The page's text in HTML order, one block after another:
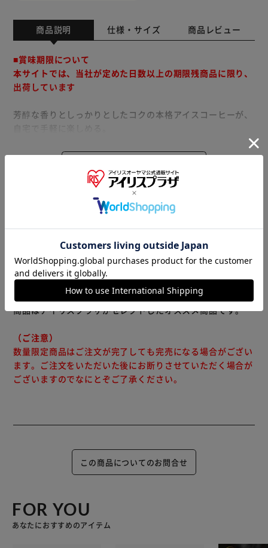
商品説明 仕様・サイズ 商品レビュー
■賞味期限について
本サイトでは、当社が定めた日数以上の期限残商品に限り、
出荷しています
芳醇な香りとしっかりとしたコクの本格アイスコーヒーが、
す。
※リニューアルに伴い、パッケージ・内容等予告なく変更す
る場合がございます。予めご了承ください。
※製品は予告なく仕様を変更する場合がございます。あらか
じめご了承ください。
※当商品はお取り寄せ品の為、在庫の確認及び商品のお届け
までお時間を頂く場合がございます。
また、商品がメーカーにて完売となっていた場合、キャンセ
ル又は注文内容の変更をお願いいたしております。
予めご了承くださいますようお願いいたします。
商品はアイリスプラザがセレクトしたオススメ商品です。
（ご注意）
数量限定商品はご注文が完了しても完売になる場合がござい
ます。ご注文をいただいた後にお断りさせていただく場合が
ございますのでなにとぞご了承ください。
この商品についてのお問合せ
FOR YOU
あなたにおすすめのアイテム